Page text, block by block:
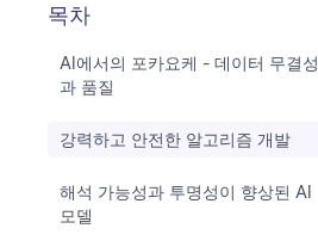
목차
AI에서의 포카요케 - 데이터 무결성
과 품질
강력하고 안전한 알고리즘 개발
해석 가능성과 투명성이 향상된 AI
모델